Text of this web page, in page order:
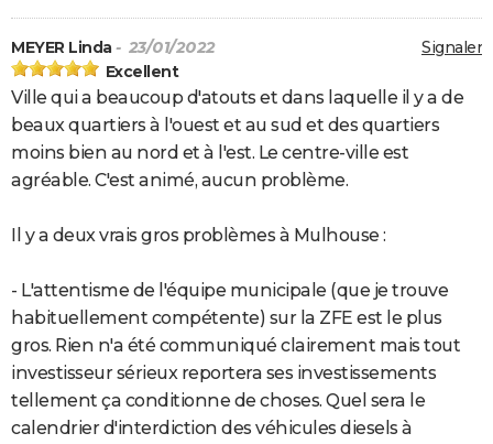
Signaler
MEYER Linda - 23/01/2022
Excellent
Ville qui a beaucoup d'atouts et dans laquelle il y a de
beaux quartiers à l'ouest et au sud et des quartiers
moins bien au nord et à l'est. Le centre-ville est
agréable. C'est animé, aucun problème.
Il y a deux vrais gros problèmes à Mulhouse :
- L'attentisme de l'équipe municipale (que je trouve
habituellement compétente) sur la ZFE est le plus
gros. Rien n'a été communiqué clairement mais tout
investisseur sérieux reportera ses investissements
tellement ça conditionne de choses. Quel sera le
calendrier d'interdiction des véhicules diesels à